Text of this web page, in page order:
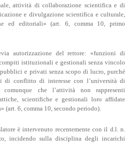
attività di collaborazione scientifica e di
e divulgazione scientifica e culturale,
ed editoriali» (art. 6, comma 10, primo
autorizzazione del rettore: «funzioni di
istituzionali e gestionali senza vincolo
e privati senza scopo di lucro, purché
di conflitto di interesse con l’università di
comunque che l’attività non rappresenti
scientifiche e gestionali loro affidate
(art. 6, comma 10, secondo periodo).
è intervenuto recentemente con il d.l. n.
incidendo sulla disciplina degli incarichi